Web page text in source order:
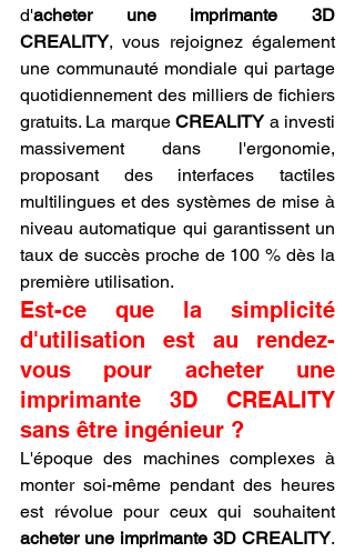
d'acheter une imprimante 3D
CREALITY, vous rejoignez également
une communauté mondiale qui partage
quotidiennement des milliers de fichiers
gratuits. La marque CREALITY a investi
massivement dans l'ergonomie,
proposant des interfaces tactiles
multilingues et des systèmes de mise à
niveau automatique qui garantissent un
taux de succès proche de 100 % dès la
première utilisation.
Est-ce que la simplicité
d'utilisation est au rendez-
vous pour acheter une
imprimante 3D CREALITY
sans être ingénieur ?
L'époque des machines complexes à
monter soi-même pendant des heures
est révolue pour ceux qui souhaitent
acheter une imprimante 3D CREALITY.